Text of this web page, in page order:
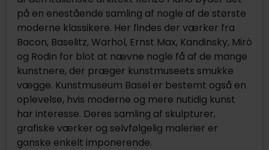
på en enestående samling af nogle af de største
moderne klassikere. Her findes der værker fra
Bacon, Baselitz, Warhol, Ernst Max, Kandinsky, Miró
og Rodin for blot at nævne nogle få af de mange
kunstnere, der præger kunstmuseets smukke
vægge. Kunstmuseum Basel er bestemt også en
oplevelse, hvis moderne og mere nutidig kunst
har interesse. Deres samling af skulpturer,
grafiske værker og selvfølgelig malerier er
ganske enkelt imponerende.